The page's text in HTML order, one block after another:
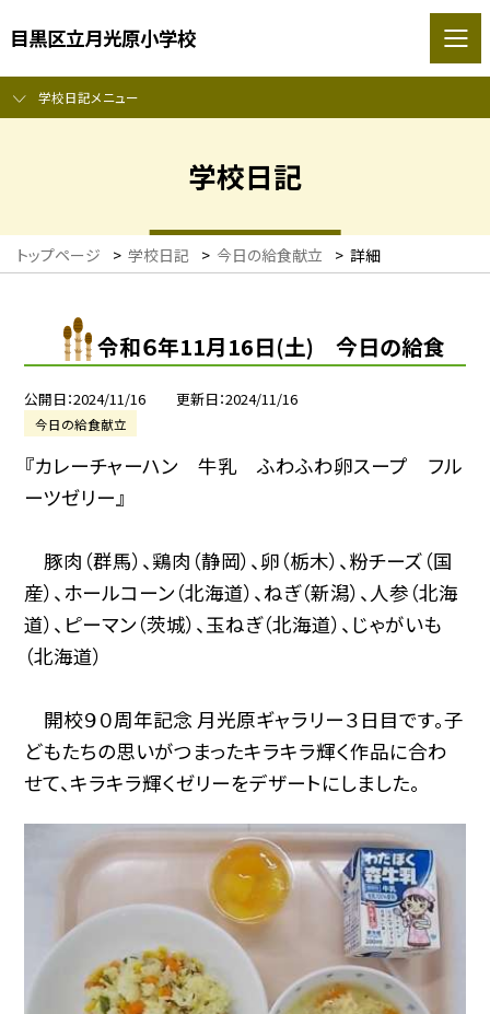
目黒区立月光原小学校
学校日記メニュー
学校日記
トップページ > 学校日記 > 今日の給食献立 > 詳細
令和６年11月16日(土) 今日の給食
公開日 2024/11/16 更新日 2024/11/16
今日の給食献立
『カレーチャーハン 牛乳 ふわふわ卵スープ フル
ーツゼリー』
豚肉（群馬）、鶏肉（静岡）、卵（栃木）、粉チーズ（国
産）、ホールコーン（北海道）、ねぎ（新潟）、人参（北海
道）、ピーマン（茨城）、玉ねぎ（北海道）、じゃがいも
（北海道）
開校９０周年記念 月光原ギャラリー３日目です。子
どもたちの思いがつまったキラキラ輝く作品に合わ
せて、キラキラ輝くゼリーをデザートにしました。